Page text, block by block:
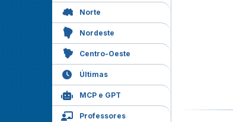
Norte
Nordeste
Centro-Oeste
Últimas
MCP e GPT
Professores